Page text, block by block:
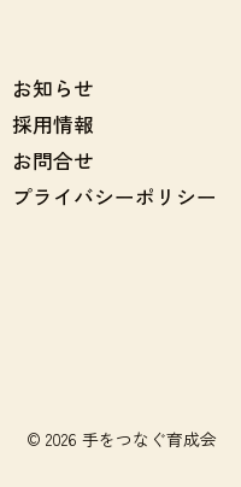
お知らせ
採用情報
お問合せ
プライバシーポリシー
© 2026 手をつなぐ育成会